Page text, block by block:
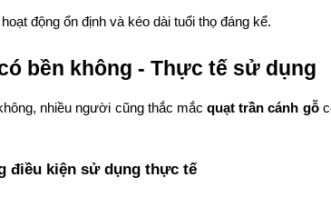
động ổn định và kéo dài tuổi thọ đáng kể.
bền không - Thực tế sử dụng
nhiều người cũng thắc mắc quạt trần cánh gỗ
điều kiện sử dụng thực tế